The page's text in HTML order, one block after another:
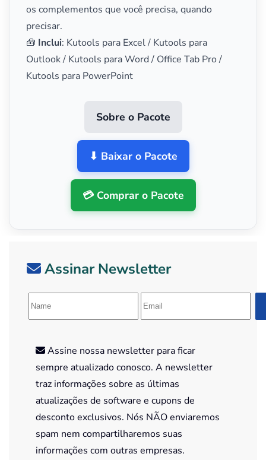
os complementos que você precisa, quando
precisar.
🧰 Inclui: Kutools para Excel / Kutools para
Outlook / Kutools para Word / Office Tab Pro /
Kutools para PowerPoint
Sobre o Pacote
⬇ Baixar o Pacote
💳 Comprar o Pacote
Assinar Newsletter
Assine nossa newsletter para ficar
sempre atualizado conosco. A newsletter
traz informações sobre as últimas
atualizações de software e cupons de
desconto exclusivos. Nós NÃO enviaremos
spam nem compartilharemos suas
informações com outras empresas.